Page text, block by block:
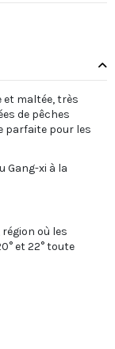
et maltée, très
de pêches
parfaite pour les
Gang-xi à la
où les
et 22° toute